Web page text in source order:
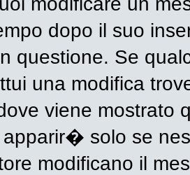
dopo il suo
questione. Se
una modifica
viene mostrato
solo se
modificano il